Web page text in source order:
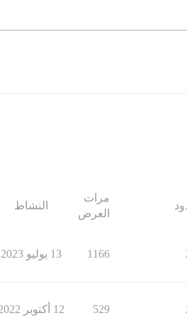
مرات
العرض
النشاط
1166 13 يوليو 2023
529 12 أكتوبر 2022